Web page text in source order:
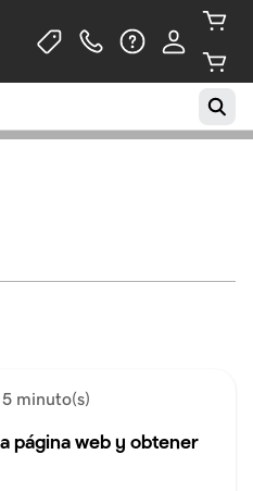
minuto(s)
página web y obtener